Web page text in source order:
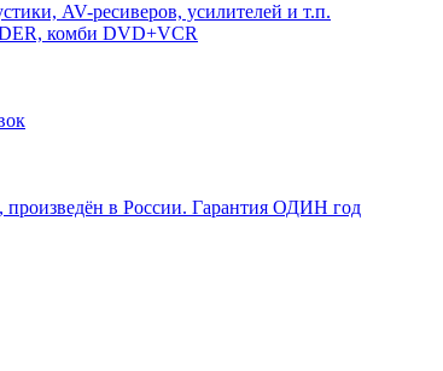
AV-ресиверов, усилителей и т.п.
комби DVD+VCR
произведён в России. Гарантия ОДИН год